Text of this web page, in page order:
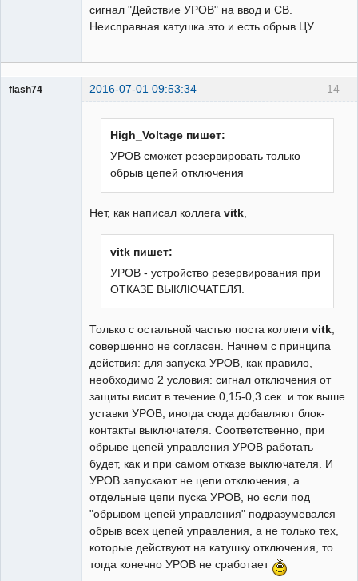
сигнал "Действие УРОВ" на ввод и СВ.
Неисправная катушка это и есть обрыв ЦУ.
14
flash74 2016-07-01 09:53:34
High_Voltage пишет:
УРОВ сможет резервировать только
обрыв цепей отключения
Нет, как написал коллега vitk,
vitk пишет:
УРОВ - устройство резервирования при
ОТКАЗЕ ВЫКЛЮЧАТЕЛЯ.
Только с остальной частью поста коллеги vitk
совершенно не согласен. Начнем с принципа
действия: для запуска УРОВ, как правило,
необходимо 2 условия: сигнал отключения от
защиты висит в течение 0,15-0,3 сек. и ток выше
уставки УРОВ, иногда сюда добавляют блок-
контакты выключателя. Соответственно, при
обрыве цепей управления УРОВ работать
будет, как и при самом отказе выключателя. И
УРОВ запускают не цепи отключения, а
отдельные цепи пуска УРОВ, но если под
"обрывом цепей управления" подразумевался
обрыв всех цепей управления, а не только тех,
которые действуют на катушку отключения, то
тогда конечно УРОВ не сработает